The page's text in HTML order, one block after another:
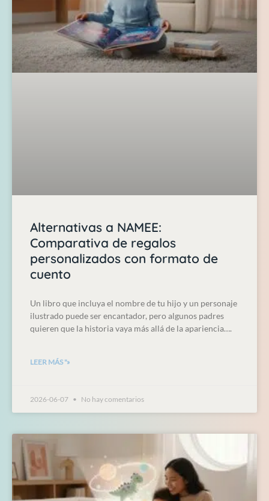
Alternativas a NAMEE:
Comparativa de regalos
personalizados con formato de
cuento
Un libro que incluya el nombre de tu hijo y un personaje
ilustrado puede ser encantador, pero algunos padres
quieren que la historia vaya más allá de la apariencia….
LEER MÁS "»
2026-06-07 No hay comentarios